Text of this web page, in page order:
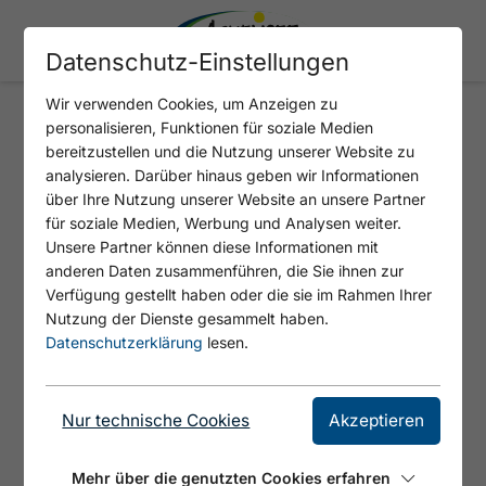
BÄRENBADALMRUNDE
© Achensee Tourismus
Von der Mautstelle am Eingang der
Datenschutz-Einstellungen
Wir verwenden Cookies, um Anzeigen zu
personalisieren, Funktionen für soziale Medien
bereitzustellen und die Nutzung unserer Website zu
analysieren. Darüber hinaus geben wir Informationen
über Ihre Nutzung unserer Website an unsere Partner
für soziale Medien, Werbung und Analysen weiter.
Unsere Partner können diese Informationen mit
anderen Daten zusammenführen, die Sie ihnen zur
Verfügung gestellt haben oder die sie im Rahmen Ihrer
Nutzung der Dienste gesammelt haben.
Datenschutzerklärung lesen.
Nur technische Cookies Akzeptieren
Mehr über die genutzten Cookies erfahren